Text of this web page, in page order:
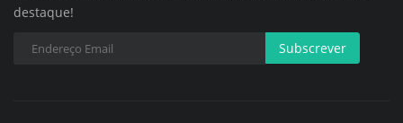
destaque!
Subscrever